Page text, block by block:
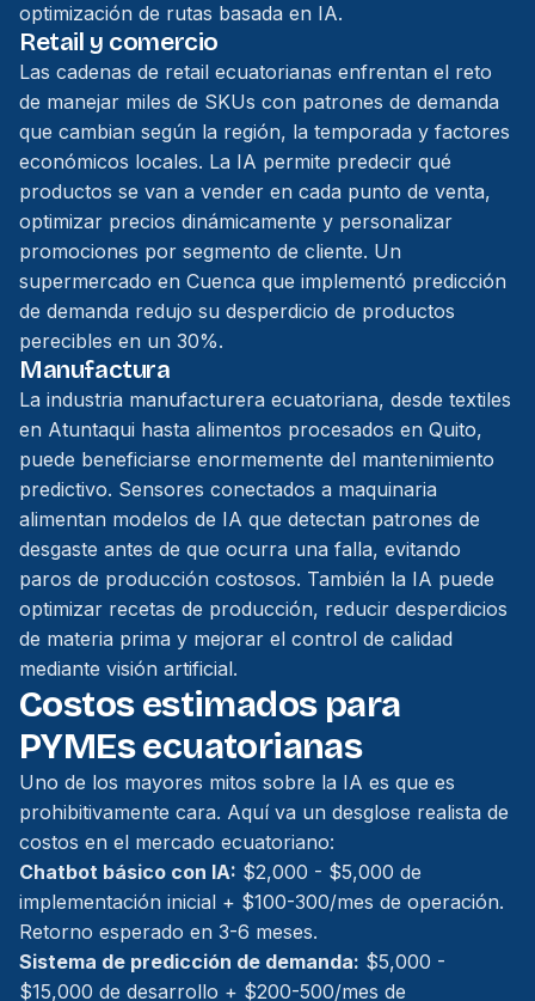
optimización de rutas basada en IA.
Retail y comercio
Las cadenas de retail ecuatorianas enfrentan el reto
de manejar miles de SKUs con patrones de demanda
que cambian según la región, la temporada y factores
económicos locales. La IA permite predecir qué
productos se van a vender en cada punto de venta,
optimizar precios dinámicamente y personalizar
promociones por segmento de cliente. Un
supermercado en Cuenca que implementó predicción
de demanda redujo su desperdicio de productos
perecibles en un 30%.
Manufactura
La industria manufacturera ecuatoriana, desde textiles
en Atuntaqui hasta alimentos procesados en Quito,
puede beneficiarse enormemente del mantenimiento
predictivo. Sensores conectados a maquinaria
alimentan modelos de IA que detectan patrones de
desgaste antes de que ocurra una falla, evitando
paros de producción costosos. También la IA puede
optimizar recetas de producción, reducir desperdicios
de materia prima y mejorar el control de calidad
mediante visión artificial.
Costos estimados para
PYMEs ecuatorianas
Uno de los mayores mitos sobre la IA es que es
prohibitivamente cara. Aquí va un desglose realista de
costos en el mercado ecuatoriano:
Chatbot básico con IA: $2,000 - $5,000 de
implementación inicial + $100-300/mes de operación.
Retorno esperado en 3-6 meses.
Sistema de predicción de demanda: $5,000 -
$15,000 de desarrollo + $200-500/mes de